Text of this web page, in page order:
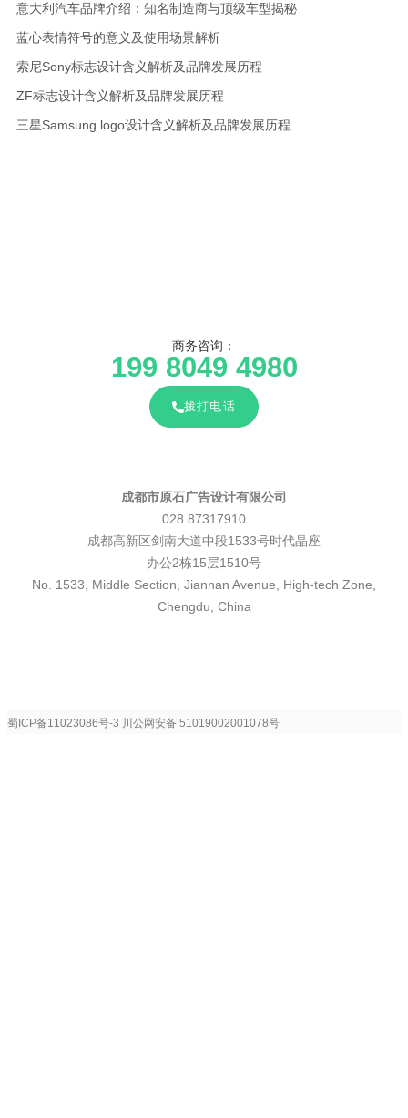
意大利汽车品牌介绍：知名制造商与顶级车型揭秘
蓝心表情符号的意义及使用场景解析
索尼Sony标志设计含义解析及品牌发展历程
ZF标志设计含义解析及品牌发展历程
三星Samsung logo设计含义解析及品牌发展历程
商务咨询：
199 8049 4980
拨打电话
成都市原石广告设计有限公司
028 87317910
成都高新区剑南大道中段1533号时代晶座
办公2栋15层1510号
No. 1533, Middle Section, Jiannan Avenue, High-tech Zone,
Chengdu, China
蜀ICP备11023086号-3 川公网安备 51019002001078号